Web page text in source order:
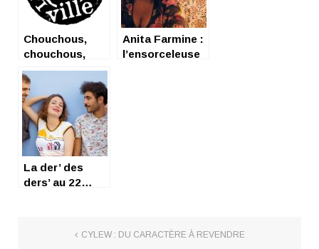
Chouchous,
chouchous,
demandez nos
chouchous !
Anita Farmine :
l’ensorceleuse
La der’ des
ders’ au 22…
CYLEW : DU CARACTÈRE À REVENDRE